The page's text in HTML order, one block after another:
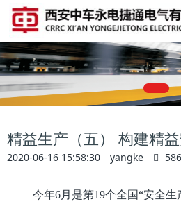
精益生产（五） 构建精
2020-06-16 15:58:30 yangke 586
今年6月是第19个全国“安全